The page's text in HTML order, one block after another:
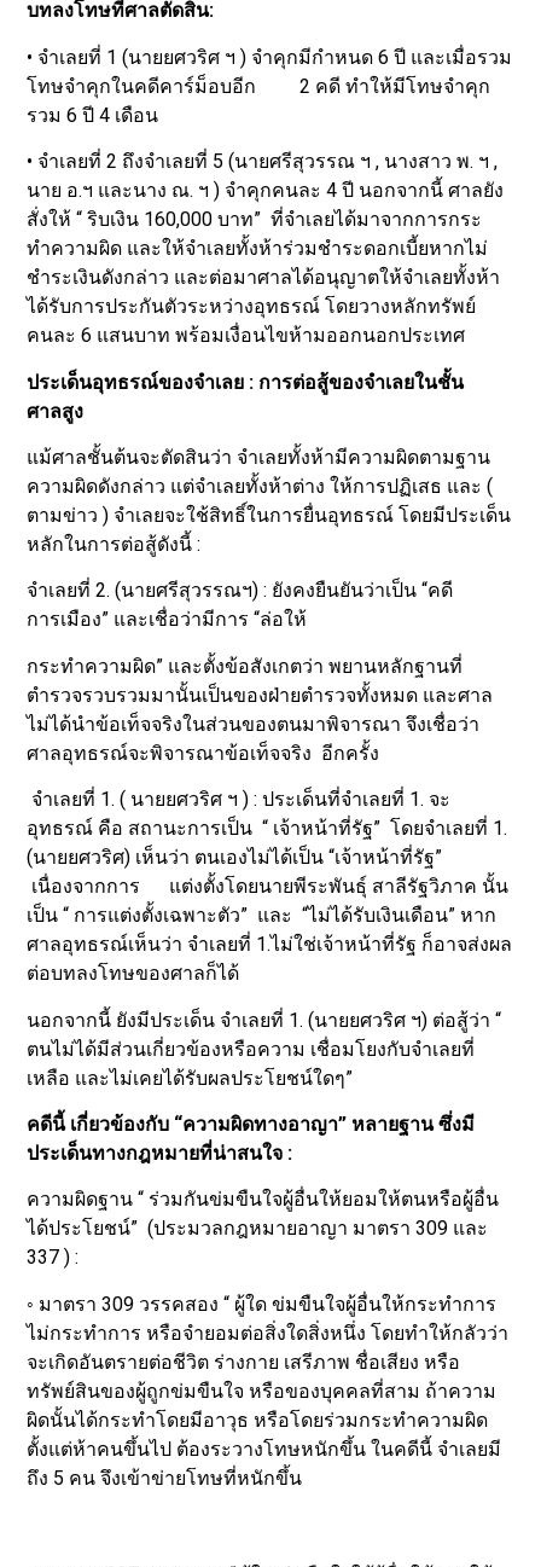
บทลงโทษที่ศาลตัดสิน:
• จำเลยที่ 1 (นายยศวริศ ฯ ) จำคุกมีกำหนด 6 ปี และเมื่อรวม
โทษจำคุกในคดีคาร์ม็อบอีก 2 คดี ทำให้มีโทษจำคุก
รวม 6 ปี 4 เดือน
• จำเลยที่ 2 ถึงจำเลยที่ 5 (นายศรีสุวรรณ ฯ , นางสาว พ. ฯ ,
นาย อ.ฯ และนาง ณ. ฯ ) จำคุกคนละ 4 ปี นอกจากนี้ ศาลยัง
สั่งให้ “ ริบเงิน 160,000 บาท” ที่จำเลยได้มาจากการกระ
ทำความผิด และให้จำเลยทั้งห้าร่วมชำระดอกเบี้ยหากไม่
ชำระเงินดังกล่าว และต่อมาศาลได้อนุญาตให้จำเลยทั้งห้า
ได้รับการประกันตัวระหว่างอุทธรณ์ โดยวางหลักทรัพย์
คนละ 6 แสนบาท พร้อมเงื่อนไขห้ามออกนอกประเทศ
ประเด็นอุทธรณ์ของจำเลย : การต่อสู้ของจำเลยในชั้น
ศาลสูง
แม้ศาลชั้นต้นจะตัดสินว่า จำเลยทั้งห้ามีความผิดตามฐาน
ความผิดดังกล่าว แต่จำเลยทั้งห้าต่าง ให้การปฏิเสธ และ (
ตามข่าว ) จำเลยจะใช้สิทธิ์ในการยื่นอุทธรณ์ โดยมีประเด็น
หลักในการต่อสู้ดังนี้ :
จำเลยที่ 2. (นายศรีสุวรรณฯ) : ยังคงยืนยันว่าเป็น “คดี
การเมือง” และเชื่อว่ามีการ “ล่อให้
กระทำความผิด” และตั้งข้อสังเกตว่า พยานหลักฐานที่
ตำรวจรวบรวมมานั้นเป็นของฝ่ายตำรวจทั้งหมด และศาล
ไม่ได้นำข้อเท็จจริงในส่วนของตนมาพิจารณา จึงเชื่อว่า
ศาลอุทธรณ์จะพิจารณาข้อเท็จจริง อีกครั้ง
จำเลยที่ 1. ( นายยศวริศ ฯ ) : ประเด็นที่จำเลยที่ 1. จะ
อุทธรณ์ คือ สถานะการเป็น “ เจ้าหน้าที่รัฐ” โดยจำเลยที่ 1.
(นายยศวริศ) เห็นว่า ตนเองไม่ได้เป็น “เจ้าหน้าที่รัฐ”
เนื่องจากการ แต่งตั้งโดยนายพีระพันธุ์ สาลีรัฐวิภาค นั้น
เป็น “ การแต่งตั้งเฉพาะตัว” และ “ไม่ได้รับเงินเดือน” หาก
ศาลอุทธรณ์เห็นว่า จำเลยที่ 1.ไม่ใช่เจ้าหน้าที่รัฐ ก็อาจส่งผล
ต่อบทลงโทษของศาลก็ได้
นอกจากนี้ ยังมีประเด็น จำเลยที่ 1. (นายยศวริศ ฯ) ต่อสู้ว่า “
ตนไม่ได้มีส่วนเกี่ยวข้องหรือความ เชื่อมโยงกับจำเลยที่
เหลือ และไม่เคยได้รับผลประโยชน์ใดๆ”
คดีนี้ เกี่ยวข้องกับ “ความผิดทางอาญา” หลายฐาน ซึ่งมี
ประเด็นทางกฎหมายที่น่าสนใจ :
ความผิดฐาน “ ร่วมกันข่มขืนใจผู้อื่นให้ยอมให้ตนหรือผู้อื่น
ได้ประโยชน์” (ประมวลกฎหมายอาญา มาตรา 309 และ
337 ) :
◦ มาตรา 309 วรรคสอง “ ผู้ใด ข่มขืนใจผู้อื่นให้กระทำการ
ไม่กระทำการ หรือจำยอมต่อสิ่งใดสิ่งหนึ่ง โดยทำให้กลัวว่า
จะเกิดอันตรายต่อชีวิต ร่างกาย เสรีภาพ ชื่อเสียง หรือ
ทรัพย์สินของผู้ถูกข่มขืนใจ หรือของบุคคลที่สาม ถ้าความ
ผิดนั้นได้กระทำโดยมีอาวุธ หรือโดยร่วมกระทำความผิด
ตั้งแต่ห้าคนขึ้นไป ต้องระวางโทษหนักขึ้น ในคดีนี้ จำเลยมี
ถึง 5 คน จึงเข้าข่ายโทษที่หนักขึ้น